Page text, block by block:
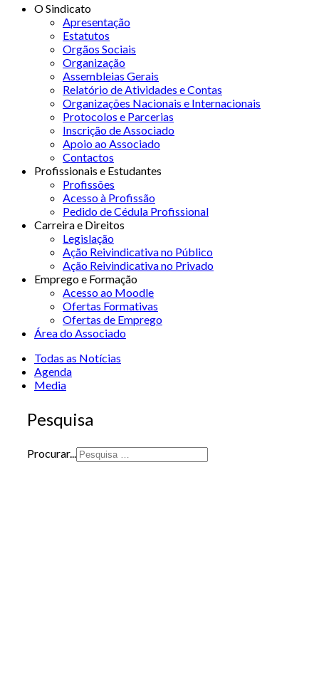
O Sindicato
Apresentação
Estatutos
Orgãos Sociais
Organização
Assembleias Gerais
Relatório de Atividades e Contas
Organizações Nacionais e Internacionais
Protocolos e Parcerias
Inscrição de Associado
Apoio ao Associado
Contactos
Profissionais e Estudantes
Profissões
Acesso à Profissão
Pedido de Cédula Profissional
Carreira e Direitos
Legislação
Ação Reivindicativa no Público
Ação Reivindicativa no Privado
Emprego e Formação
Acesso ao Moodle
Ofertas Formativas
Ofertas de Emprego
Área do Associado
Todas as Notícias
Agenda
Media
Pesquisa
Procurar...